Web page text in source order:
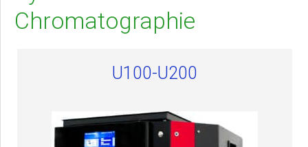
Chromatographie
U100-U200